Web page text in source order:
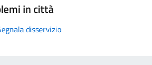
in città
disservizio